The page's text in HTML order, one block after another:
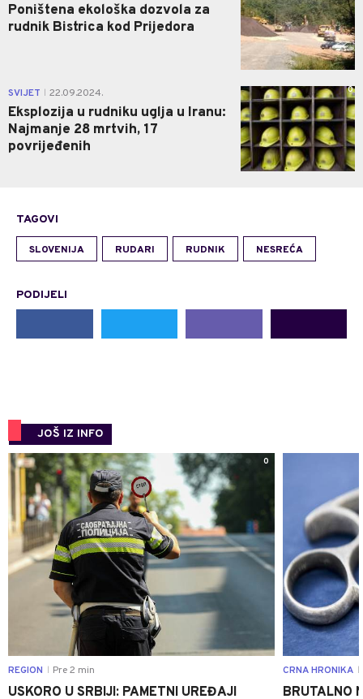
Poništena ekološka dozvola za
rudnik Bistrica kod Prijedora
SVIJET 22.09.2024.
Eksplozija u rudniku uglja u Iranu:
Najmanje 28 mrtvih, 17
povrijeđenih
0
TAGOVI
SLOVENIJA RUDARI RUDNIK NESREĆA
PODIJELI
JOŠ IZ INFO
0
REGION Pre 2 min
USKORO U SRBIJI: PAMETNI UREĐAJI
CRNA HRONIKA
BRUTALNO